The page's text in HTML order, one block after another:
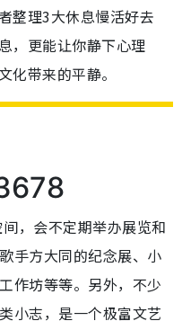
整理3大休息慢活好去
，更能让你静下心理
化带来的平静。
，会不定期举办展览和
手方大同的纪念展、小
作坊等等。另外，不少
小志，是一个极富文艺